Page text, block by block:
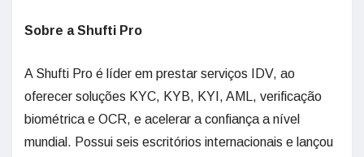
Sobre a Shufti Pro
A Shufti Pro é líder em prestar serviços IDV, ao
oferecer soluções KYC, KYB, KYI, AML, verificação
biométrica e OCR, e acelerar a confiança a nível
mundial. Possui seis escritórios internacionais e lançou